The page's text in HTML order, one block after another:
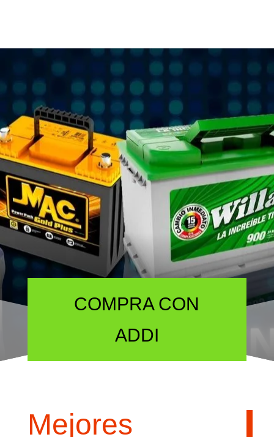
FINANCIAMIENTO
COMPRA CON
ADDI
Mejores